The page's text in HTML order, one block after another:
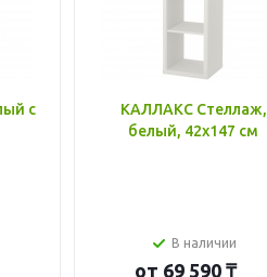
с
КАЛЛАКС Стеллаж,
белый, 42x147 см
В наличии
от 69 590 ₸